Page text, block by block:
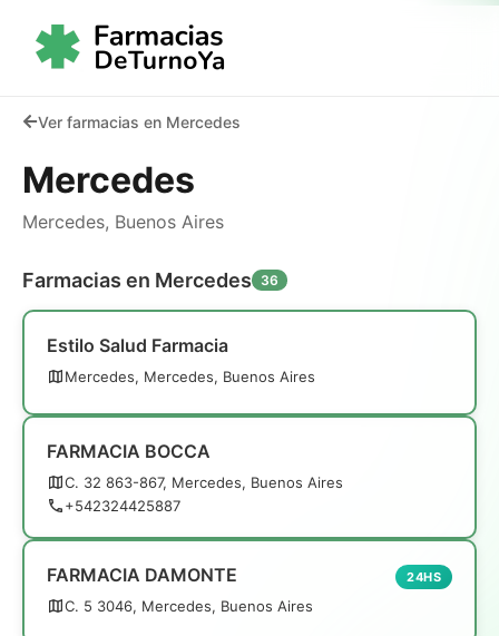
Ver farmacias en Mercedes
Mercedes
Mercedes, Buenos Aires
Farmacias en Mercedes 36
Estilo Salud Farmacia
Mercedes, Mercedes, Buenos Aires
FARMACIA BOCCA
C. 32 863-867, Mercedes, Buenos Aires
+542324425887
FARMACIA DAMONTE
C. 5 3046, Mercedes, Buenos Aires
24HS